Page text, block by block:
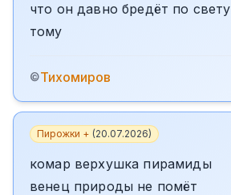
что он давно бредёт по свету
тому
©Тихомиров
Пирожки + (20.07.2026)
комар верхушка пирамиды
венец природы не помёт